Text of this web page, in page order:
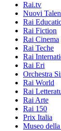
Rai.tv
Nuovi
Rai
Rai Fiction
Rai Cinema
Rai Teche
Rai
Rai Eri
Orchestra
Rai World
Rai
Rai Arte
Rai 150
Prix Italia
Museo